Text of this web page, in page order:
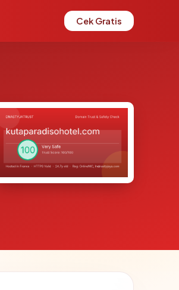
Cek Gratis